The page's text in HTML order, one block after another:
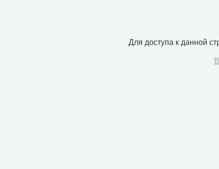
Для доступа к данной